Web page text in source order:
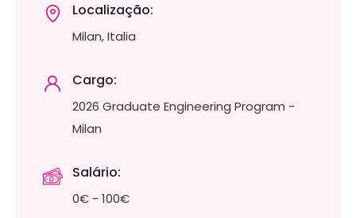
Localização:
Milan, Italia
Cargo:
2026 Graduate Engineering Program -
Milan
Salário:
0€ - 100€